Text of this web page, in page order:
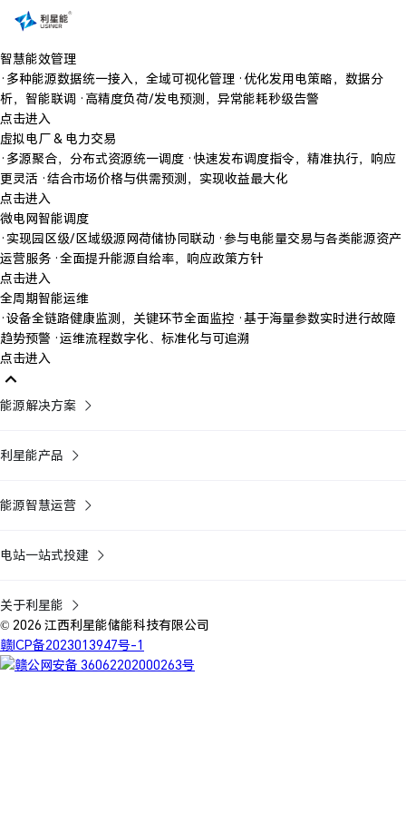
智慧能效管理
·多种能源数据统一接入，全域可视化管理 ·优化发用电策略，数据分
析，智能联调 ·高精度负荷/发电预测，异常能耗秒级告警
点击进入
虚拟电厂 & 电力交易
·多源聚合，分布式资源统一调度 ·快速发布调度指令，精准执行，响应
更灵活 ·结合市场价格与供需预测，实现收益最大化
点击进入
微电网智能调度
·实现园区级/区域级源网荷储协同联动 ·参与电能量交易与各类能源资产
运营服务 ·全面提升能源自给率，响应政策方针
点击进入
全周期智能运维
·设备全链路健康监测，关键环节全面监控 ·基于海量参数实时进行故障
趋势预警 ·运维流程数字化、标准化与可追溯
点击进入
能源解决方案
利星能产品
能源智慧运营
电站一站式投建
关于利星能
© 2026 江西利星能储能科技有限公司
赣ICP备2023013947号-1
赣公网安备 36062202000263号